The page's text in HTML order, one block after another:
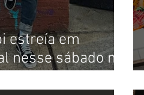
estreía em
nesse sábado na